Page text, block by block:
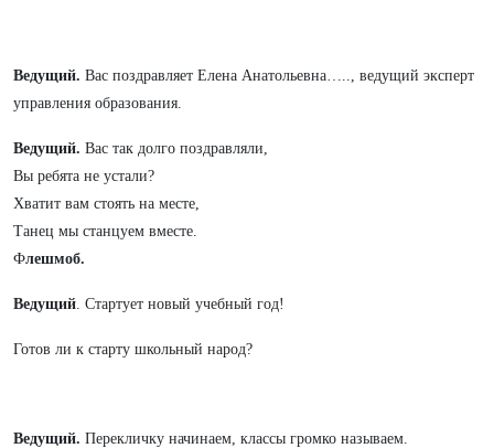
Ведущий. Вас поздравляет Елена Анатольевна….., ведущий эксперт
управления образования.
Ведущий. Вас так долго поздравляли,
Вы ребята не устали?
Хватит вам стоять на месте,
Танец мы станцуем вместе.
Флешмоб.
Ведущий. Стартует новый учебный год!
Готов ли к старту школьный народ?
Ведущий. Перекличку начинаем, классы громко называем.